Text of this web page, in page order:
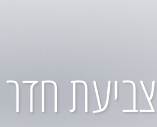
צביעת